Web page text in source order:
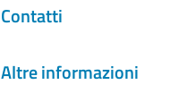
Contatti
Altre informazioni